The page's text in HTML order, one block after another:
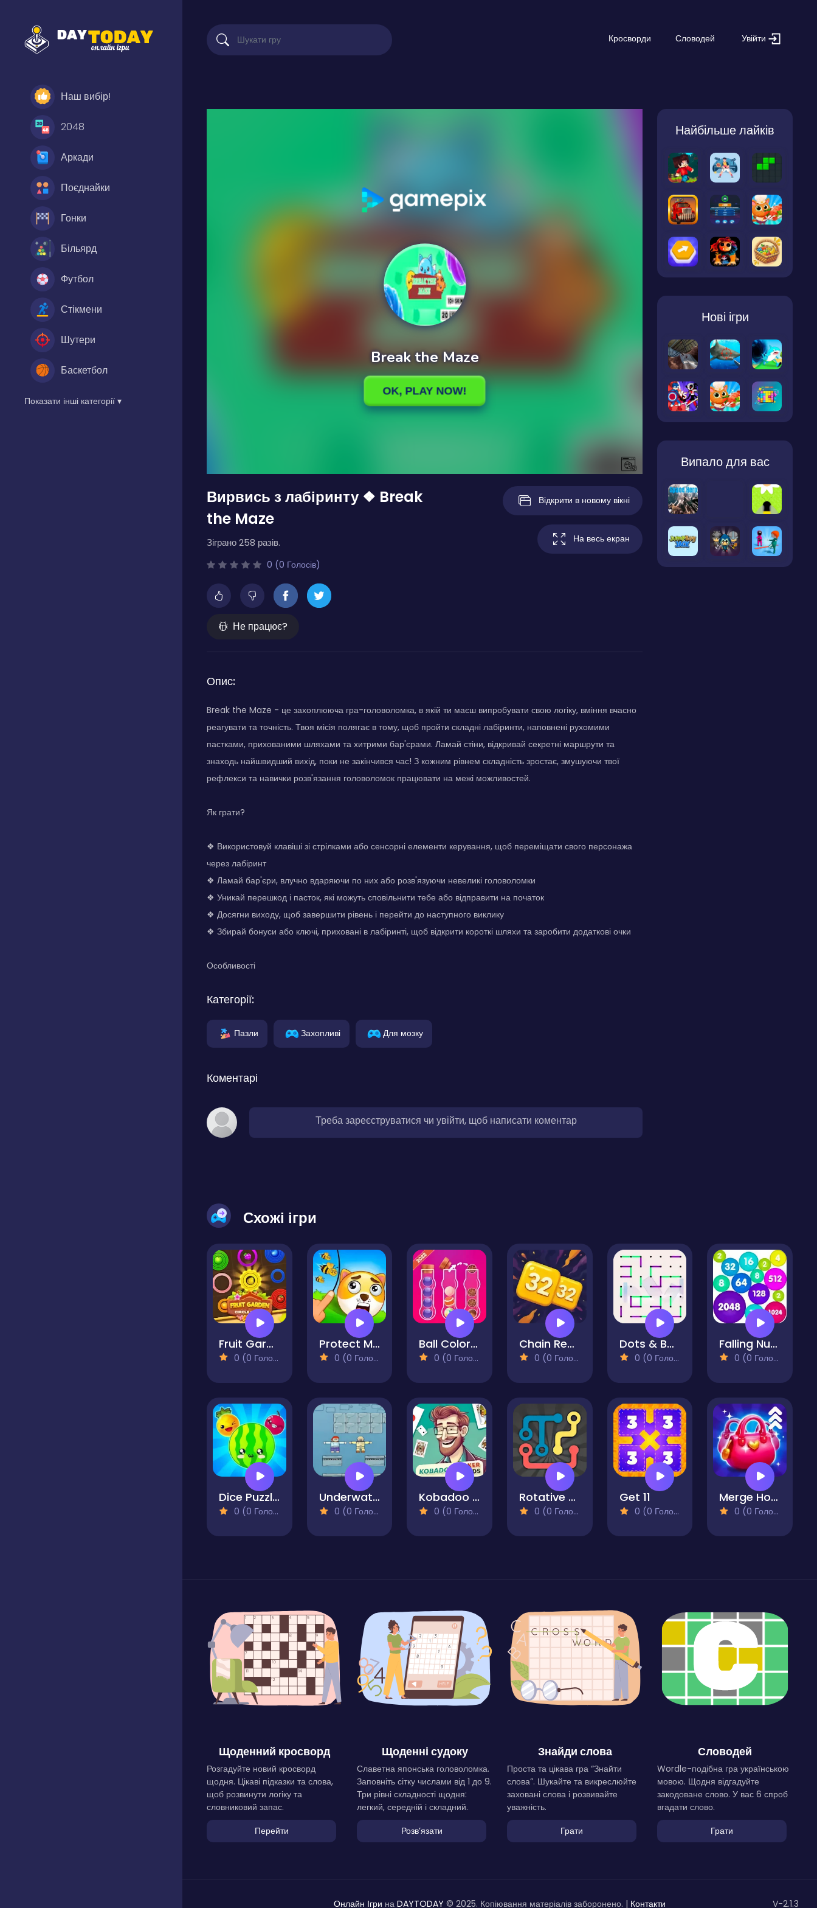
Наш вибір!
2048
Аркади
Поєднайки
Гонки
Більярд
Футбол
Стікмени
Шутери
Баскетбол
Показати інші категорії ▾
Кросворди Словодей Увійти
Вирвись з лабіринту ❖ Break
the Maze
Зіграно 258 разів.
0 (0 Голосів)
Не працює?
Відкрити в новому вікні
На весь екран
Опис:
Break the Maze - це захоплююча гра-головоломка, в якій ти маєш випробувати свою логіку, вміння вчасно
реагувати та точність. Твоя місія полягає в тому, щоб пройти складні лабіринти, наповнені рухомими
пастками, прихованими шляхами та хитрими бар'єрами. Ламай стіни, відкривай секретні маршрути та
знаходь найшвидший вихід, поки не закінчився час! З кожним рівнем складність зростає, змушуючи твої
рефлекси та навички розв'язання головоломок працювати на межі можливостей.
Як грати?
❖ Використовуй клавіші зі стрілками або сенсорні елементи керування, щоб переміщати свого персонажа
через лабіринт
❖ Ламай бар'єри, влучно вдаряючи по них або розв'язуючи невеликі головоломки
❖ Уникай перешкод і пасток, які можуть сповільнити тебе або відправити на початок
❖ Досягни виходу, щоб завершити рівень і перейти до наступного виклику
❖ Збирай бонуси або ключі, приховані в лабіринті, щоб відкрити короткі шляхи та заробити додаткові очки
Особливості
Категорії:
Пазли Захопливі Для мозку
Коментарі
Треба зареєструватися чи увійти, щоб написати коментар
Найбільше лайків
Нові ігри
Випало для вас
Схожі ігри
Fruit Garden - Circle Merge
0 (0 Голосів)
Protect My Dog
0 (0 Голосів)
Ball Color Sort Puzzle Game
0 (0 Голосів)
Chain Reaction
0 (0 Голосів)
Dots & Boxes
0 (0 Голосів)
Falling Numbers - 2048 puzzle
0 (0 Голосів)
Dice Puzzle Fruits
0 (0 Голосів)
Underwater. Addon
0 (0 Голосів)
Kobadoo Poker Cards
0 (0 Голосів)
Rotative Pipes Puzzle
0 (0 Голосів)
Get 11
0 (0 Голосів)
Merge Home Mania
0 (0 Голосів)
Щоденний кросворд
Розгадуйте новий кросворд
щодня. Цікаві підказки та слова,
щоб розвинути логіку та
словниковий запас.
Перейти
Щоденні судоку
Славетна японська головоломка.
Заповніть сітку числами від 1 до 9.
Три рівні складності щодня:
легкий, середній і складний.
Розвʼязати
Знайди слова
Проста та цікава гра “Знайти
слова”. Шукайте та викреслюйте
заховані слова і розвивайте
уважність.
Грати
Словодей
Wordle-подібна гра українською
мовою. Щодня відгадуйте
закодоване слово. У вас 6 спроб
вгадати слово.
Грати
Онлайн Ігри на DAYTODAY © 2025. Копіювання матеріалів заборонено. | Контакти V-2.1.3